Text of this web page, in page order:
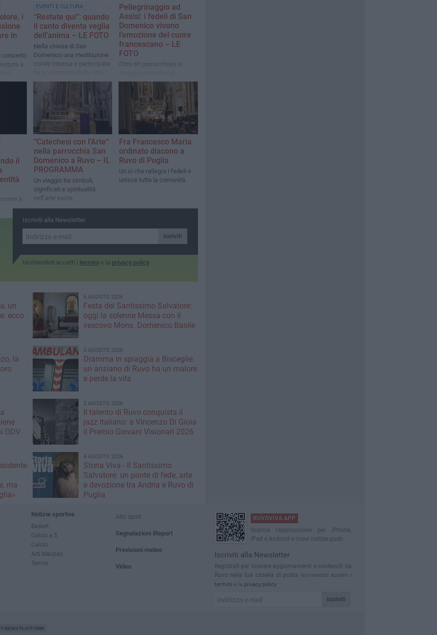
i
in
concerto
a
EVENTI E CULTURA
“Restate qui”: quando
il canto diventa veglia
dell’anima – LE FOTO
Nella chiesa di San
Domenico una meditazione
corale intensa e partecipata
nel cuore della Passione
Pellegrinaggio ad
Assisi: i fedeli di San
Domenico vivono
l’emozione del cuore
francescano – LE
FOTO
Oltre 80 parrocchiani in
preghiera, canto e
devozione alle spoglie di
San Francesco
il
a
tra
“Catechesi con l’Arte”
nella parrocchia San
Domenico a Ruvo – IL
PROGRAMMA
Un viaggio tra simboli,
significati e spiritualità
nell’arte sacra
Fra Francesco Maria
ordinato diacono a
Ruvo di Puglia
Un sì che rallegra i fedeli e
unisce tutta la comunità
Iscriviti alla Newsletter
Iscriviti
Iscrivendoti accetti i termini e la privacy policy
un
ecco
6 AGOSTO 2026
Festa del Santissimo Salvatore:
oggi la solenne Messa con il
vescovo Mons. Domenico Basile
la
5 AGOSTO 2026
Dramma in spiaggia a Bisceglie:
un anziano di Ruvo ha un malore
e perde la vita
ODV
5 AGOSTO 2026
Il talento di Ruvo conquista il
jazz italiano: a Vincenzo Di Gioia
il Premio Giovani Visionari 2026
ma
4 AGOSTO 2026
Storia Viva - Il Santissimo
Salvatore: un ponte di fede, arte
e devozione tra Andria e Ruvo di
Puglia
Notizie sportive
Basket
Calcio a 5
Calcio
Arti Marziali
Tennis
Altri sport
Segnalazioni iReport
Previsioni meteo
Video
RUVOVIVA APP
Scarica l'applicazione per iPhone,
iPad e Android e ricevi notizie push
Iscriviti alla Newsletter
Registrati per ricevere aggiornamenti e contenuti da
Ruvo nella tua casella di posta Iscrivendoti accetti i
termini e la privacy policy
Iscriviti
NEWS PLATFORM